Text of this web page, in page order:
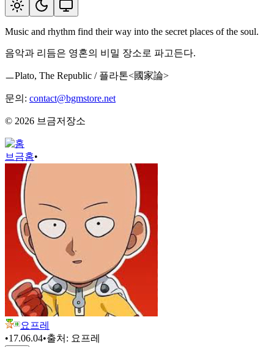
Music and rhythm find their way into the secret places of the soul.
음악과 리듬은 영혼의 비밀 장소로 파고든다.
ㅡPlato, The Republic / 플라톤<國家論>
문의: contact@bgmstore.net
© 2026 브금저장소
브금홈•
요프레
•17.06.04•출처: 요프레